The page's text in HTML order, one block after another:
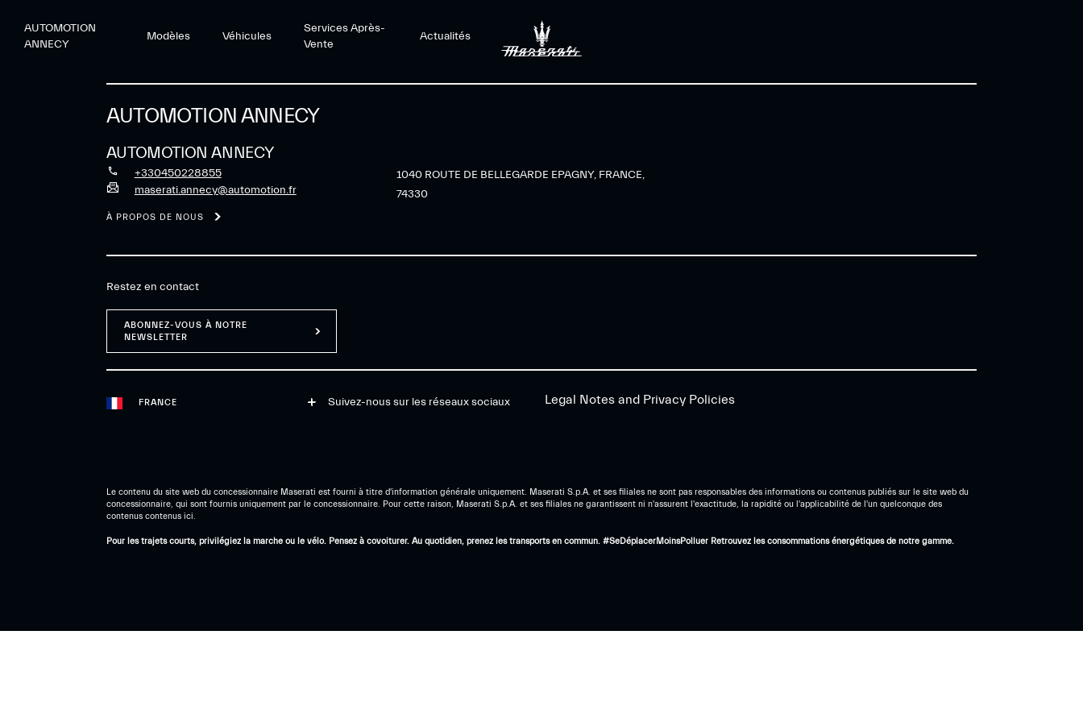
AUTOMOTION
ANNECY
Modèles Véhicules
Services Après-
Vente
Actualités
AUTOMOTION ANNECY
AUTOMOTION ANNECY
+330450228855
maserati.annecy@automotion.fr
À PROPOS DE NOUS
1040 ROUTE DE BELLEGARDE EPAGNY, FRANCE,
74330
Restez en contact
ABONNEZ-VOUS À NOTRE
NEWSLETTER
FRANCE Suivez-nous sur les réseaux sociaux Legal Notes and Privacy Policies
Le contenu du site web du concessionnaire Maserati est fourni à titre d'information générale uniquement. Maserati S.p.A. et ses filiales ne sont pas responsables des informations ou contenus publiés sur le site web du
concessionnaire, qui sont fournis uniquement par le concessionnaire. Pour cette raison, Maserati S.p.A. et ses filiales ne garantissent ni n'assurent l'exactitude, la rapidité ou l'applicabilité de l'un quelconque des
contenus contenus ici.
Pour les trajets courts, privilégiez la marche ou le vélo. Pensez à covoiturer. Au quotidien, prenez les transports en commun. #SeDéplacerMoinsPolluer Retrouvez les consommations énergétiques de notre gamme.